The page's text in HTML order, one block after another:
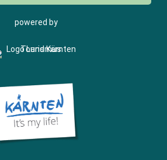
powered by